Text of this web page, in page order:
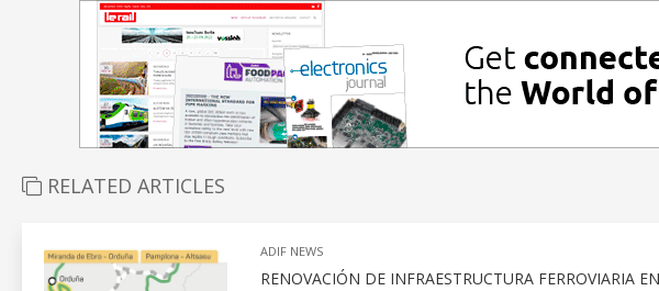
RELATED ARTICLES
ADIF NEWS
RENOVACIÓN DE INFRAESTRUCTURA FERROVIARIA